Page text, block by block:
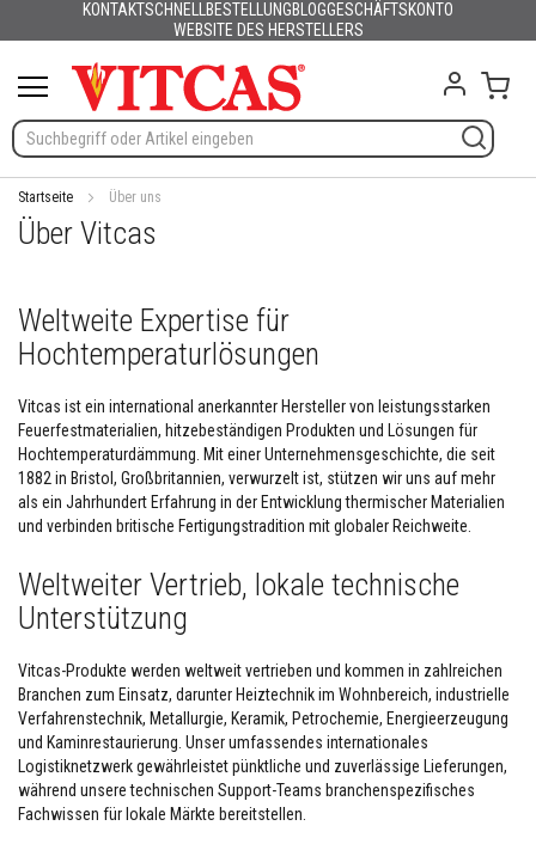
KONTAKTSCHNELLBESTELLUNGBLOGGESCHÄFTSKONTO
WEBSITE DES HERSTELLERS
Content
Portugal
Nederland
Sverige
Danmark
NorgeSuomiLietuva
Latvija
EestiČesko
Slovenija
Hrvatska
PolskaEnglish (US)
i
e
b
e
s
t
d
g
e
a
t
e
r
i
a
e
n
e
u
r
f
e
s
e
Startseite Über uns
Über Vitcas
Weltweite Expertise für
Hochtemperaturlösungen
Vitcas ist ein international anerkannter Hersteller von leistungsstarken
Feuerfestmaterialien, hitzebeständigen Produkten und Lösungen für
Hochtemperaturdämmung. Mit einer Unternehmensgeschichte, die seit
1882 in Bristol, Großbritannien, verwurzelt ist, stützen wir uns auf mehr
als ein Jahrhundert Erfahrung in der Entwicklung thermischer Materialien
und verbinden britische Fertigungstradition mit globaler Reichweite.
Weltweiter Vertrieb, lokale technische
Unterstützung
Vitcas-Produkte werden weltweit vertrieben und kommen in zahlreichen
Branchen zum Einsatz, darunter Heiztechnik im Wohnbereich, industrielle
Verfahrenstechnik, Metallurgie, Keramik, Petrochemie, Energieerzeugung
und Kaminrestaurierung. Unser umfassendes internationales
Logistiknetzwerk gewährleistet pünktliche und zuverlässige Lieferungen,
während unsere technischen Support-Teams branchenspezifisches
Fachwissen für lokale Märkte bereitstellen.